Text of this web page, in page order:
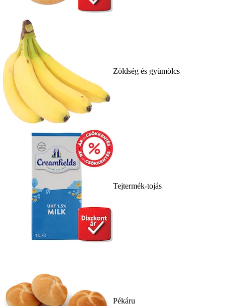
Zöldség és gyümölcs
Tejtermék-tojás
Pékáru